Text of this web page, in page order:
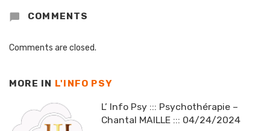
COMMENTS
Comments are closed.
MORE IN L'INFO PSY
L’ Info Psy ::: Psychothérapie –
Chantal MAILLE ::: 04/24/2024